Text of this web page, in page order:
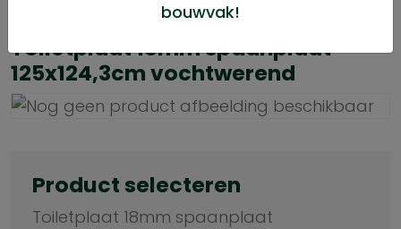
Toiletplaat 18mm spaanplaat
125x124,3cm vochtwerend
Product selecteren
Toiletplaat 18mm spaanplaat
bouwvak!